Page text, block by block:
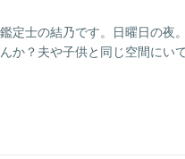
定士の結乃です。日曜日の夜
か？夫や子供と同じ空間にい